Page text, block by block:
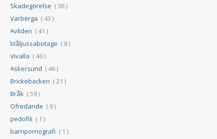
Skadegörelse ( 36 )
Varberga ( 43 )
Avliden ( 41 )
blåljussabotage ( 8 )
Vivalla ( 46 )
Askersund ( 46 )
Brickebacken ( 21 )
Bråk ( 59 )
Ofredande ( 9 )
pedofili ( 1 )
barnpornografi ( 1 )